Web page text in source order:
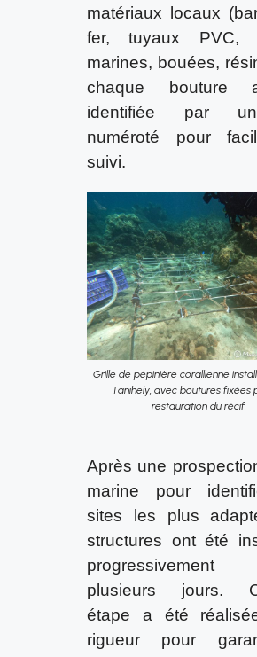
matériaux locaux
fer, tuyaux PVC,
marines, bouées,
chaque bouture
identifiée par
numéroté pour
suivi.
Grille de pépinière corallienne
Tanihely, avec boutures fixées
restauration du récif.
Après une
marine pour
sites les plus
structures ont été
plusieurs jours.
étape a été
rigueur pour